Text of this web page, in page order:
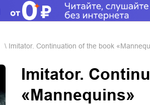
Imitator. Continuation of the book
Imitator.
«Mannequins»